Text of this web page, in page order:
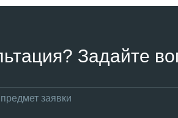
Задайте